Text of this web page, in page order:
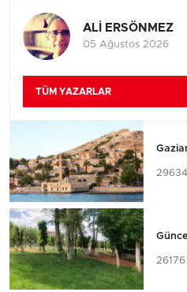
ALİ ERSÖNMEZ
05 Ağustos 2026
TÜM YAZARLAR